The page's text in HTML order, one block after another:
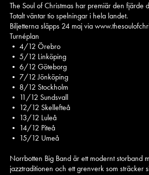
The Soul of Christmas har premiär den fjärde
Totalt väntar tio spelningar i hela landet.
Biljetterna släpps 24 maj via
Turnéplan
• 4/12 Örebro
• 5/12 Linköping
• 6/12 Göteborg
• 7/12 Jönköping
• 8/12 Stockholm
• 11/12 Sundsvall
• 12/12 Skellefteå
• 13/12 Luleå
• 14/12 Piteå
• 15/12 Umeå
Norrbotten Big Band är ett modernt storband
jazztraditionen och ett grenverk som sträcker